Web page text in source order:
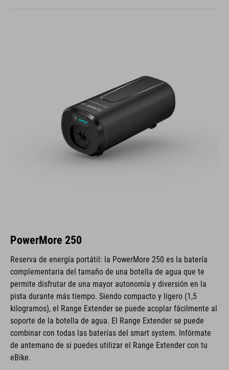
PowerMore 250
Reserva de energía portátil: la PowerMore 250 es la batería
complementaria del tamaño de una botella de agua que te
permite disfrutar de una mayor autonomía y diversión en la
pista durante más tiempo. Siendo compacto y ligero (1,5
kilogramos), el Range Extender se puede acoplar fácilmente al
soporte de la botella de agua. El Range Extender se puede
combinar con todas las baterías del smart system. Infórmate
de antemano de si puedes utilizar el Range Extender con tu
eBike.